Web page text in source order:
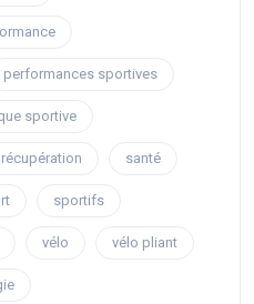
performances sportives
sportive
récupération santé
sportifs
vélo vélo pliant